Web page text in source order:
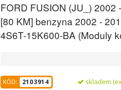
FORD FUSION (JU_) 2002
[80 KM] benzyna 2002 -
4S6T-15K600-BA (Moduly
KÓD: 2103914 skladem